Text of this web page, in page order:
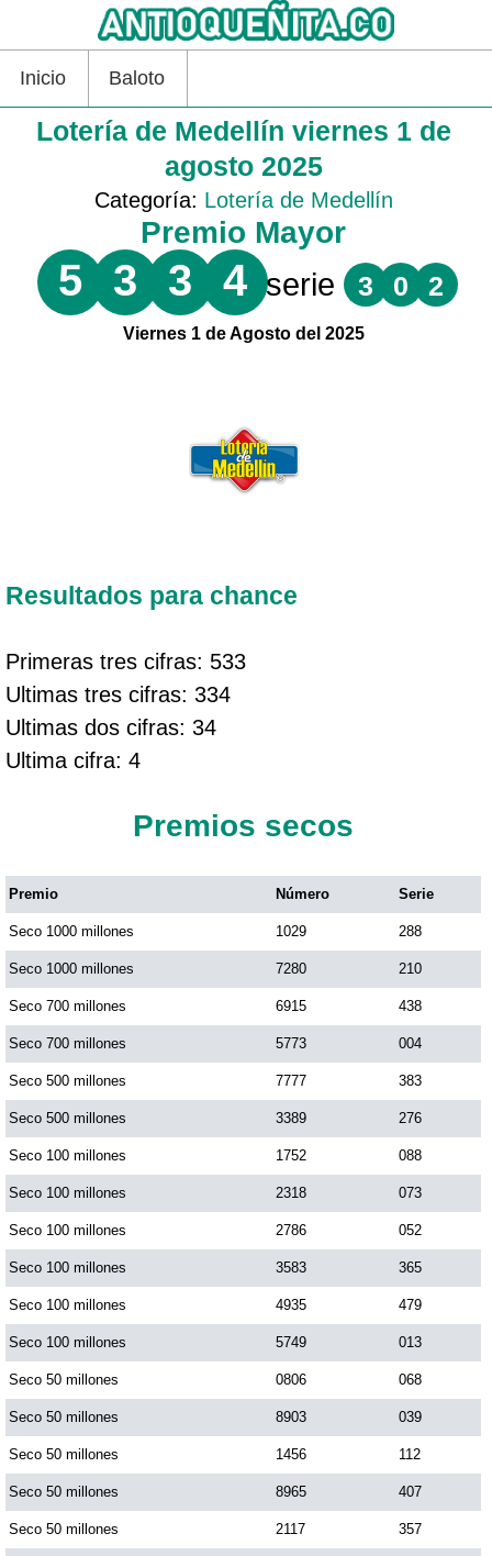
Inicio Baloto
Lotería de Medellín viernes 1 de
agosto 2025
Categoría: Lotería de Medellín
Premio Mayor
5 3 3 4 serie 3 0 2
Viernes 1 de Agosto del 2025
Resultados para chance
Primeras tres cifras: 533
Ultimas tres cifras: 334
Ultimas dos cifras: 34
Ultima cifra: 4
Premios secos
Premio Número Serie
Seco 1000 millones 1029 288
Seco 1000 millones 7280 210
Seco 700 millones 6915 438
Seco 700 millones 5773 004
Seco 500 millones 7777 383
Seco 500 millones 3389 276
Seco 100 millones 1752 088
Seco 100 millones 2318 073
Seco 100 millones 2786 052
Seco 100 millones 3583 365
Seco 100 millones 4935 479
Seco 100 millones 5749 013
Seco 50 millones 0806 068
Seco 50 millones 8903 039
Seco 50 millones 1456 112
Seco 50 millones 8965 407
Seco 50 millones 2117 357